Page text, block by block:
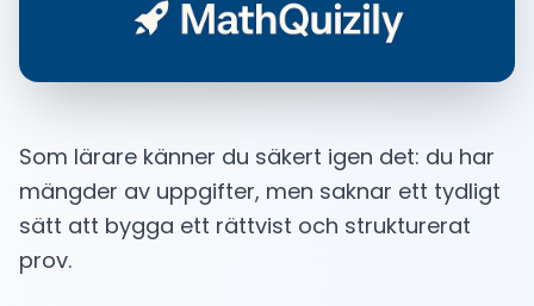
Som lärare känner du säkert igen det: du har
mängder av uppgifter, men saknar ett tydligt
sätt att bygga ett rättvist och strukturerat
prov.